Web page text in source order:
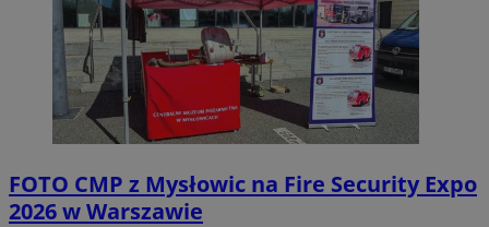
FOTO CMP z Mysłowic na Fire Security Expo
2026 w Warszawie